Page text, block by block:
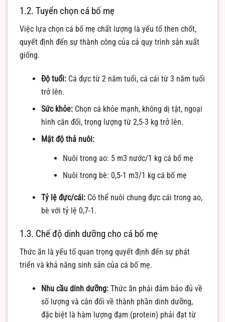
1.2. Tuyển chọn cá bố mẹ
Việc lựa chọn cá bố mẹ chất lượng là yếu tố then chốt,
quyết định đến sự thành công của cả quy trình sản xuất
giống.
Độ tuổi:Cá đực từ 2 năm tuổi, cá cái từ 3 năm tuổi
trở lên.
Sức khỏe:Chọn cá khỏe mạnh, không dị tật, ngoại
hình cân đối, trọng lượng từ 2,5-3 kg trở lên.
Mật độ thả nuôi:
Nuôi trong ao: 5 m3 nước/1 kg cá bố mẹ
Nuôi trong bè: 0,5-1 m3/1 kg cá bố mẹ
Tỷ lệ đực/cái:Có thể nuôi chung đực cái trong ao,
bè với tỷ lệ 0,7-1.
1.3. Chế độ dinh dưỡng cho cá bố mẹ
Thức ăn là yếu tố quan trọng quyết định đến sự phát
triển và khả năng sinh sản của cá bố mẹ.
Nhu cầu dinh dưỡng:Thức ăn phải đảm bảo đủ về
số lượng và cân đối về thành phần dinh dưỡng,
đặc biệt là hàm lượng đạm (protein) phải đạt từ